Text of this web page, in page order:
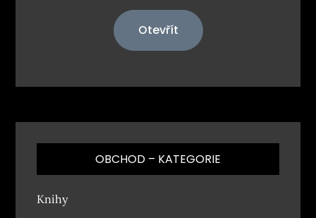
Otevřít
OBCHOD – KATEGORIE
Knihy